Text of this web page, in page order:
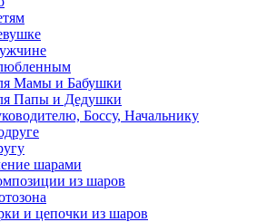
Мамы и Бабушки
Папы и Дедушки
Боссу, Начальнику
шарами
из шаров
и цепочки из шаров